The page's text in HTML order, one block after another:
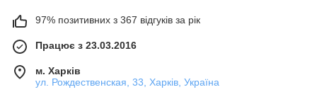
97% позитивних з 367 відгуків за рік
Працює з 23.03.2016
м. Харків
ул. Рождественская, 33, Харків, Україна